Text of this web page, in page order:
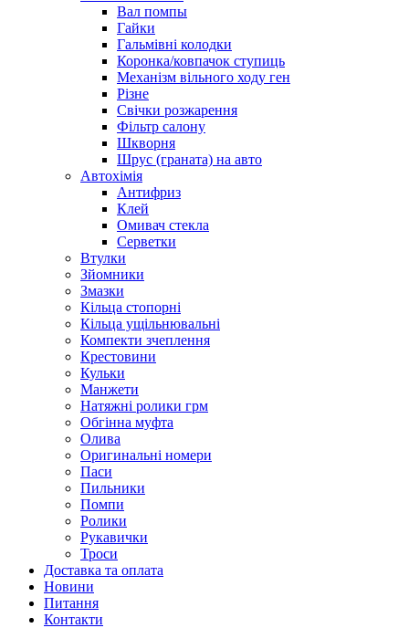
Вал помпы
Гайки
Гальмівні колодки
Коронка/ковпачок ступиць
Механізм вільного ходу ген
Різне
Свічки розжарення
Фільтр салону
Шкворня
Шрус (граната) на авто
Автохімія
Антифриз
Клей
Омивач стекла
Серветки
Втулки
Зйомники
Змазки
Кільца стопорні
Кільца ущільнювальні
Компекти зчеплення
Крестовини
Кульки
Манжети
Натяжні ролики грм
Обгінна муфта
Олива
Оригинальні номери
Паси
Пильники
Помпи
Ролики
Рукавички
Троси
Доставка та оплата
Новини
Питання
Контакти